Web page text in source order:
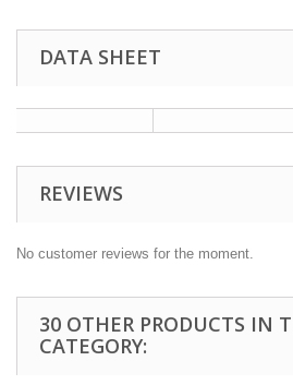
DATA SHEET
REVIEWS
No customer reviews for the moment.
30 OTHER PRODUCTS IN
CATEGORY: